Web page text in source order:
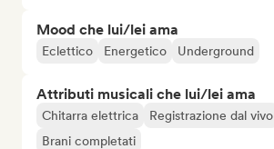
Mood che lui/lei ama
Eclettico Energetico Underground
Attributi musicali che lui/lei ama
Chitarra elettrica
Registrazione dal vivo
Brani completati